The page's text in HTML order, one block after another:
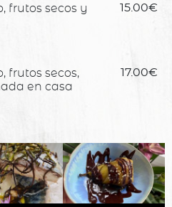
frutos secos y
15.00€
frutos secos,
en casa
17.00€